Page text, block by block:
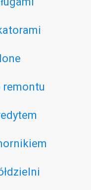
remontu